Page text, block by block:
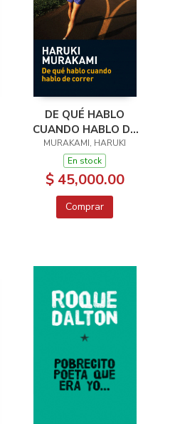
DE QUÉ HABLO
CUANDO HABLO DE
CORRER
MURAKAMI, HARUKI
En stock
$ 45,000.00
Comprar